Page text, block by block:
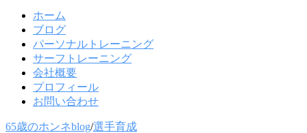
ホーム
ブログ
パーソナルトレーニング
サーフトレーニング
会社概要
プロフィール
お問い合わせ
65歳のホンネblog/選手育成